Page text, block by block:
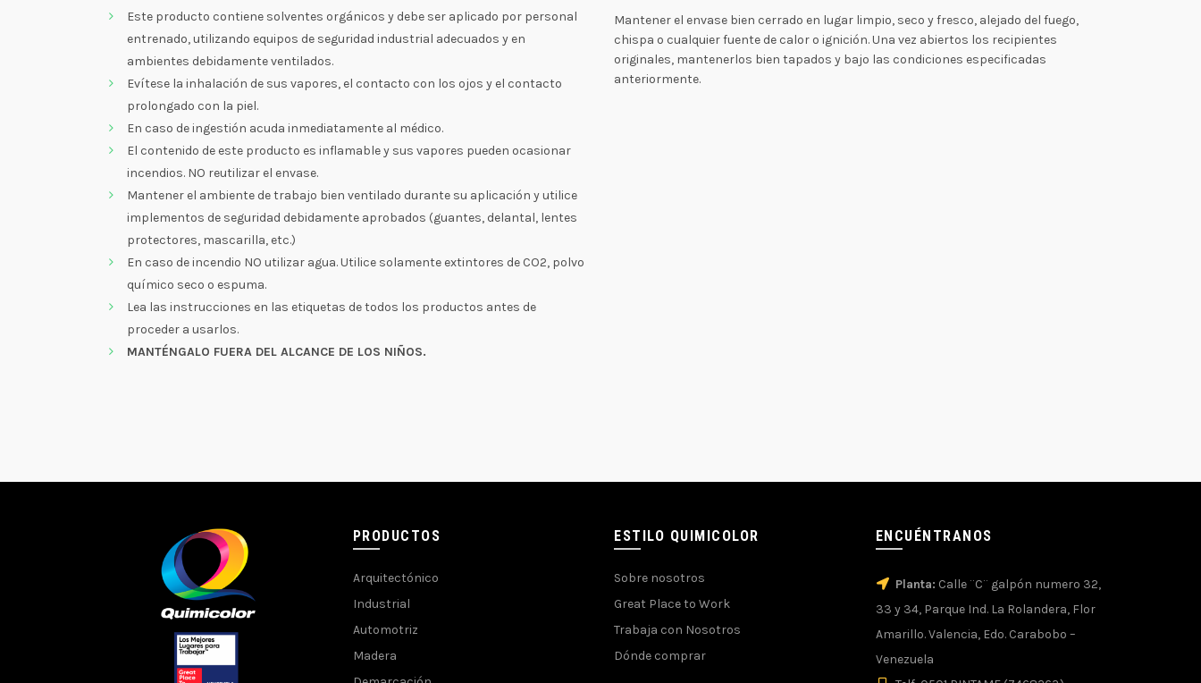
Este producto contiene solventes orgánicos y debe ser aplicado por personal
entrenado, utilizando equipos de seguridad industrial adecuados y en
ambientes debidamente ventilados.
Evítese la inhalación de sus vapores, el contacto con los ojos y el contacto
prolongado con la piel.
En caso de ingestión acuda inmediatamente al médico.
El contenido de este producto es inflamable y sus vapores pueden ocasionar
incendios. NO reutilizar el envase.
Mantener el ambiente de trabajo bien ventilado durante su aplicación y utilice
implementos de seguridad debidamente aprobados (guantes, delantal, lentes
protectores, mascarilla, etc.)
En caso de incendio NO utilizar agua. Utilice solamente extintores de CO2, polvo
químico seco o espuma.
Lea las instrucciones en las etiquetas de todos los productos antes de
proceder a usarlos.
MANTÉNGALO FUERA DEL ALCANCE DE LOS NIÑOS.
Mantener el envase bien cerrado en lugar limpio, seco y fresco, alejado del fuego,
chispa o cualquier fuente de calor o ignición. Una vez abiertos los recipientes
originales, mantenerlos bien tapados y bajo las condiciones especificadas
anteriormente.
PRODUCTOS
Arquitectónico
Industrial
Automotriz
Madera
ESTILO QUIMICOLOR
Sobre nosotros
Great Place to Work
Trabaja con Nosotros
Dónde comprar
ENCUÉNTRANOS
Planta: Calle ¨C¨ galpón numero 32,
33 y 34, Parque Ind. La Rolandera, Flor
Amarillo. Valencia, Edo. Carabobo –
Venezuela